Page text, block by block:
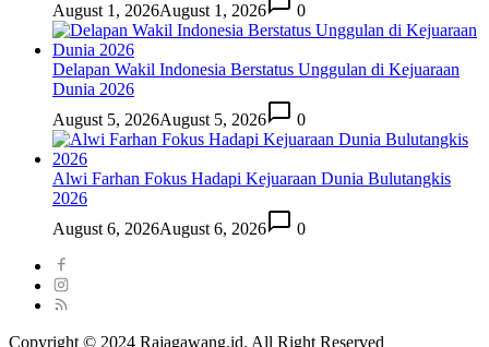
August 1, 2026August 1, 2026 0
Delapan Wakil Indonesia Berstatus Unggulan di Kejuaraan
Dunia 2026
August 5, 2026August 5, 2026 0
Alwi Farhan Fokus Hadapi Kejuaraan Dunia Bulutangkis
2026
August 6, 2026August 6, 2026 0
Copyright © 2024 Rajagawang.id. All Right Reserved